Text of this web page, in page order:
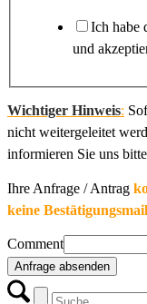
Ich habe
und
Wichtiger Hinweis:
nicht weitergeleitet
informieren Sie uns
Ihre Anfrage / Antrag
keine Bestätigungsmail
Comment
Anfrage absenden